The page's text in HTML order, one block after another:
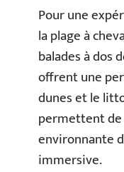
Pour une
la plage à
balades à dos
offrent une
dunes et le
permettent
environnante
immersive.